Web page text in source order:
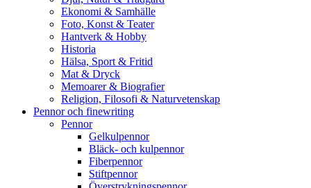
Ekonomi & Samhälle
Foto, Konst & Teater
Hantverk & Hobby
Historia
Hälsa, Sport & Fritid
Mat & Dryck
Memoarer & Biografier
Religion, Filosofi & Naturvetenskap
Pennor och finewriting
Pennor
Gelkulpennor
Bläck- och kulpennor
Fiberpennor
Stiftpennor